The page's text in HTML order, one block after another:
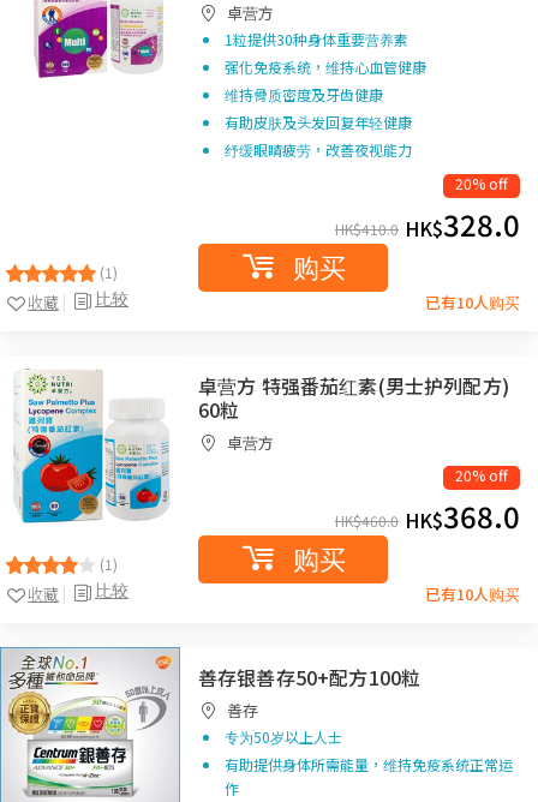
(1)
比较
收藏
卓营方
1粒提供30种身体重要营养素
强化免疫系统，维持心血管健康
维持骨质密度及牙齿健康
有助皮肤及头发回复年轻健康
纾缓眼睛疲劳，改善夜视能力
20% off
HK$410.0 HK$328.0
购买
已有10人购买
(1)
比较
收藏
卓营方 特强番茄红素(男士护列配方)
60粒
卓营方
20% off
HK$460.0 HK$368.0
购买
已有10人购买
善存银善存50+配方100粒
善存
专为50岁以上人士
有助提供身体所需能量，维持免疫系统正常运
作